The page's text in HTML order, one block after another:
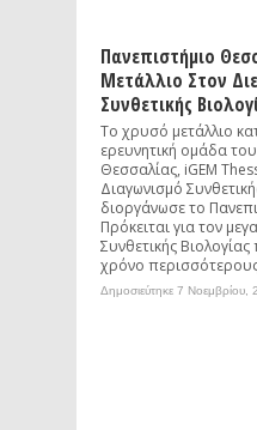
Πανεπιστήμιο
Μετάλλιο Στον
Συνθετικής
Το χρυσό μετάλλιο
ερευνητική ομάδα
Θεσσαλίας, iGEM
Διαγωνισμό
διοργάνωσε το
Πρόκειται για τον
Συνθετικής
χρόνο
Δημοσιεύτηκε 7 Νοεμβρίου,